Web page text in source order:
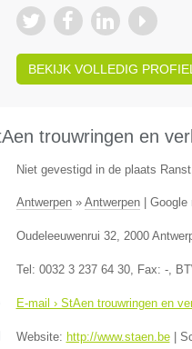
BEKIJK VOLLEDIG PROFIEL
trouwringen en
Niet gevestigd in de plaats
Antwerpen» Antwerpen| Google
Oudeleeuwenrui 32, 2000
Tel: 0032 3 237 64 30, Fax: -,
E-mail › StAen trouwringen en
Website: http://www.staen.be|